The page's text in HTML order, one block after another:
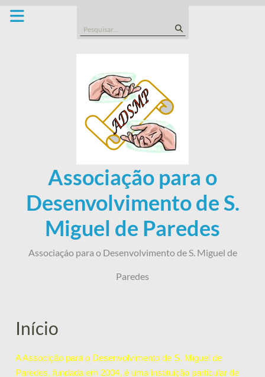
Search
Associação para o
Desenvolvimento de S.
Miguel de Paredes
Associaçáo para o Desenvolvimento de S. Miguel de
Paredes
Início
A Associção para o Desenvolvimento de S. Miguel de
Paredes, fundada em 2004, é uma instituição particular de